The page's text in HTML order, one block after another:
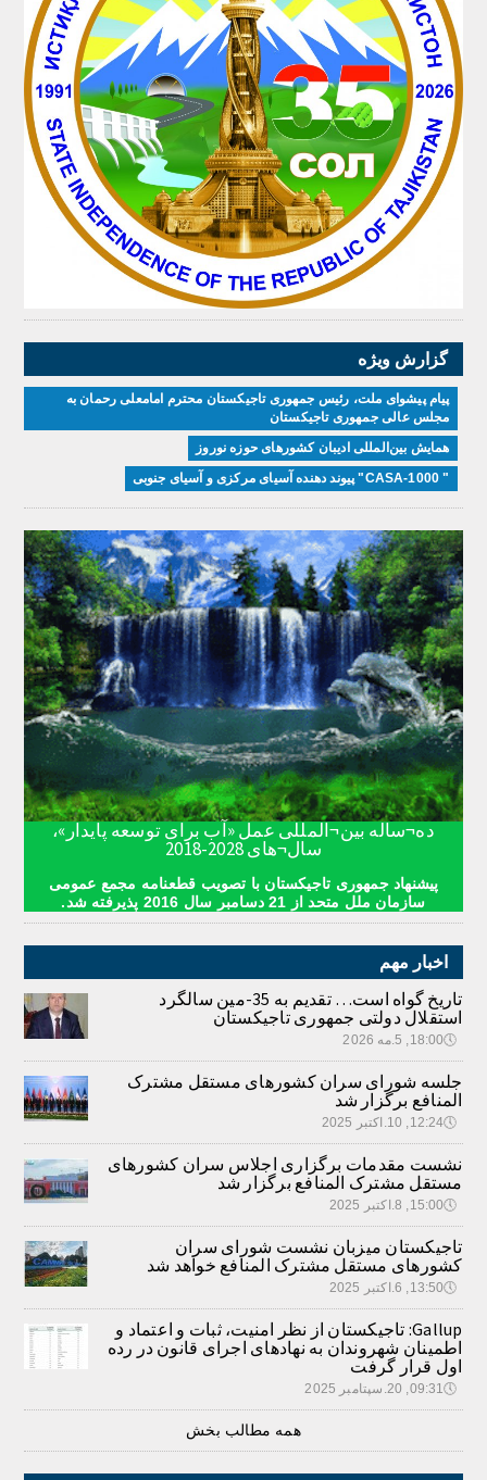
گزارش ویژه
پیام پیشوای ملت، رئیس جمهوری تاجیکستان محترم امامعلی رحمان به
مجلس عالی جمهوری تاجیکستان
همایش بین‌المللی ادیبان کشور‌های حوزه نوروز
" CASA-1000" پیوند دهنده آسیای مرکزی و آسیای جنوبی
ده¬ساله بین¬المللی عمل «آب برای توسعه پایدار»،
سال¬های 2028-2018
پیشنهاد جمهوری تاجیکستان با تصویب قطعنامه مجمع عمومی
سازمان ملل متحد از 21 دسامبر سال 2016 پذیرفته شد.
اخبار مهم
تاریخ گواه است… تقدیم به 35-مین سالگرد
استقلال دولتی جمهوری تاجیکستان
🕔18:00, 5.مه 2026
جلسه شورای سران کشورهای مستقل مشترک
المنافع برگزار شد
🕔12:24, 10.اکتبر 2025
نشست مقدمات برگزاری اجلاس سران کشورهای
مستقل مشترک المنافع برگزار شد
🕔15:00, 8.اکتبر 2025
تاجیکستان میزبان نشست شورای سران
کشورهای مستقل مشترک المنافع خواهد شد
🕔13:50, 6.اکتبر 2025
Gallup: تاجیکستان از نظر امنیت، ثبات و اعتماد و
اطمینان شهروندان به نهادهای اجرای قانون در رده
اول قرار گرفت
🕔09:31, 20.سپتامبر 2025
همه مطالب بخش